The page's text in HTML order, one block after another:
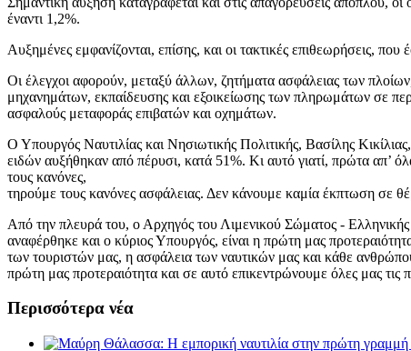
έναντι 1,2%.
Αυξημένες εμφανίζονται, επίσης, και οι τακτικές επιθεωρήσεις,
Οι έλεγχοι αφορούν, μεταξύ άλλων, ζητήματα ασφάλειας των
μηχανημάτων, εκπαίδευσης και εξοικείωσης των πληρωμάτων σε
ασφαλούς μεταφοράς επιβατών και οχημάτων.
Ο Υπουργός Ναυτιλίας και Νησιωτικής Πολιτικής, Βασίλης
ειδών αυξήθηκαν από πέρυσι, κατά 51%. Κι αυτό γιατί, πρώτα
τους κανόνες,
τηρούμε τους κανόνες ασφάλειας. Δεν κάνουμε καμία έκπτωση σε
Από την πλευρά του, ο Αρχηγός του Λιμενικού Σώματος -
αναφέρθηκε και ο κύριος Υπουργός, είναι η πρώτη μας
των τουριστών μας, η ασφάλεια των ναυτικών μας και κάθε
πρώτη μας προτεραιότητα και σε αυτό επικεντρώνουμε όλες μας
Περισσότερα νέα